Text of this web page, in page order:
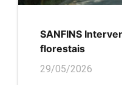
SANFINS
florestais
29/05/2026